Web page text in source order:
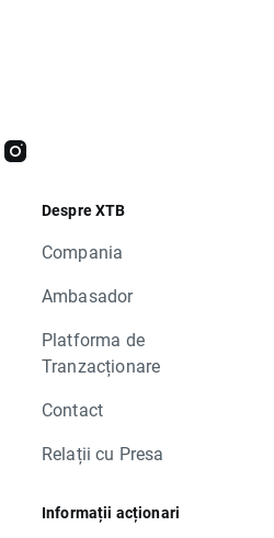
Despre XTB
Compania
Ambasador
Platforma de
Tranzacționare
Contact
Relații cu Presa
Informații acționari